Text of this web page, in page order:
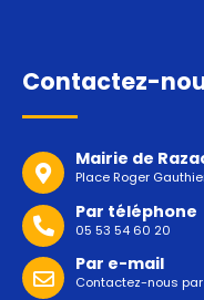
Contactez-
Mairie de
Place Roger
Par téléphone
05 53 54 60 20
Par e-mail
Contactez-nous